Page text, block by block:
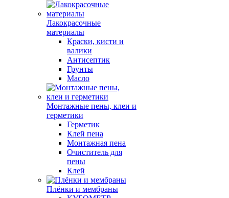
Лакокрасочные
материалы
Краски, кисти и
валики
Антисептик
Грунты
Масло
Монтажные пены, клеи и
герметики
Герметик
Клей пена
Монтажная пена
Очиститель для
пены
Клей
Плёнки и мембраны